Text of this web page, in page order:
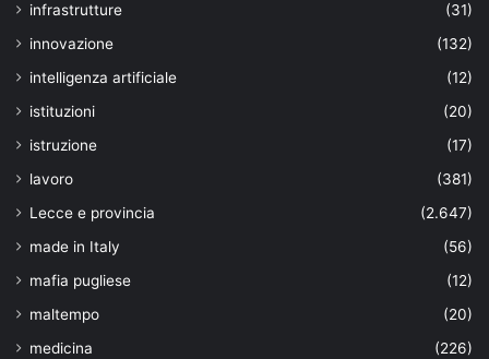
infrastrutture
(31)
innovazione
(132)
intelligenza artificiale
(12)
istituzioni
(20)
istruzione
(17)
lavoro
(381)
Lecce e provincia
(2.647)
made in Italy
(56)
mafia pugliese
(12)
maltempo
(20)
medicina
(226)